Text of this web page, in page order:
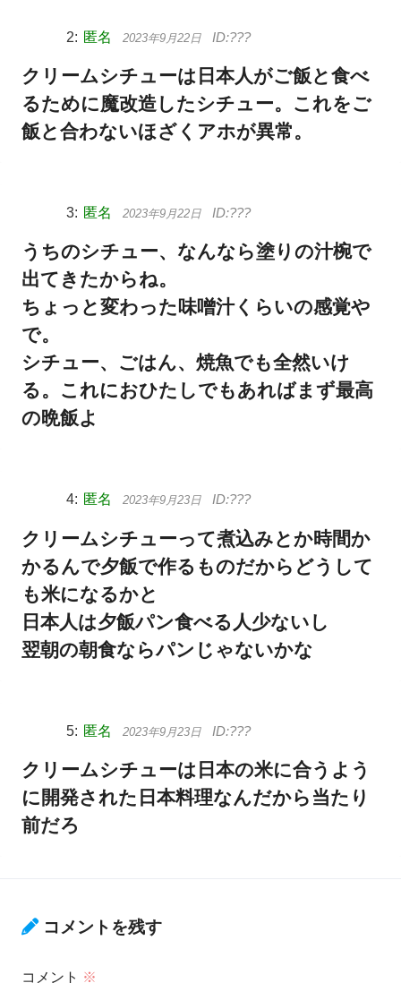
匿名 2023年9月22日
クリームシチューは日本人がご飯と食べ
るために魔改造したシチュー。これをご
飯と合わないほざくアホが異常。
匿名 2023年9月22日
うちのシチュー、なんなら塗りの汁椀で
出てきたからね。
ちょっと変わった味噌汁くらいの感覚や
で。
シチュー、ごはん、焼魚でも全然いけ
る。これにおひたしでもあればまず最高
の晩飯よ
匿名 2023年9月23日
クリームシチューって煮込みとか時間か
かるんで夕飯で作るものだからどうして
も米になるかと
日本人は夕飯パン食べる人少ないし
翌朝の朝食ならパンじゃないかな
匿名 2023年9月23日
クリームシチューは日本の米に合うよう
に開発された日本料理なんだから当たり
前だろ
コメントを残す
コメント ※